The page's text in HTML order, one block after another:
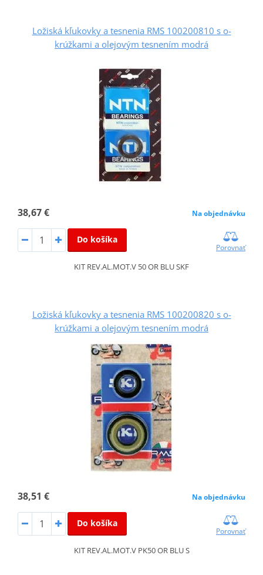
Ložiská kľukovky a tesnenia RMS 100200810 s o-
krúžkami a olejovým tesnením modrá
38,67 € Na objednávku
Do košíka
Porovnať
KIT REV.AL.MOT.V 50 OR BLU SKF
Ložiská kľukovky a tesnenia RMS 100200820 s o-
krúžkami a olejovým tesnením modrá
38,51 € Na objednávku
Do košíka
Porovnať
KIT REV.AL.MOT.V PK50 OR BLU S